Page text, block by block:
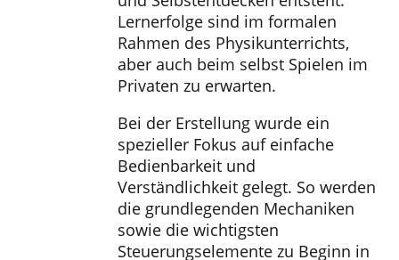
Lernerfolge sind im formalen
Rahmen des Physikunterrichts,
aber auch beim selbst Spielen im
Privaten zu erwarten.
Bei der Erstellung wurde ein
spezieller Fokus auf einfache
Bedienbarkeit und
Verständlichkeit gelegt. So werden
die grundlegenden Mechaniken
sowie die wichtigsten
Steuerungselemente zu Beginn in